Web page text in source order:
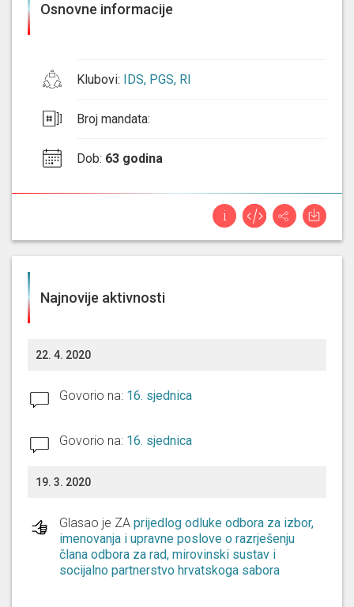
Osnovne informacije
Klubovi: IDS, PGS, RI
Broj mandata:
Dob: 63 godina
Najnovije aktivnosti
22. 4. 2020
Govorio na: 16. sjednica
Govorio na: 16. sjednica
19. 3. 2020
Glasao je ZA prijedlog odluke odbora za izbor,
imenovanja i upravne poslove o razrješenju
člana odbora za rad, mirovinski sustav i
socijalno partnerstvo hrvatskoga sabora